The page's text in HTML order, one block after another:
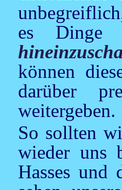
es Dinge
können
darüber
weitergeben.
So sollten
wieder uns
Hasses